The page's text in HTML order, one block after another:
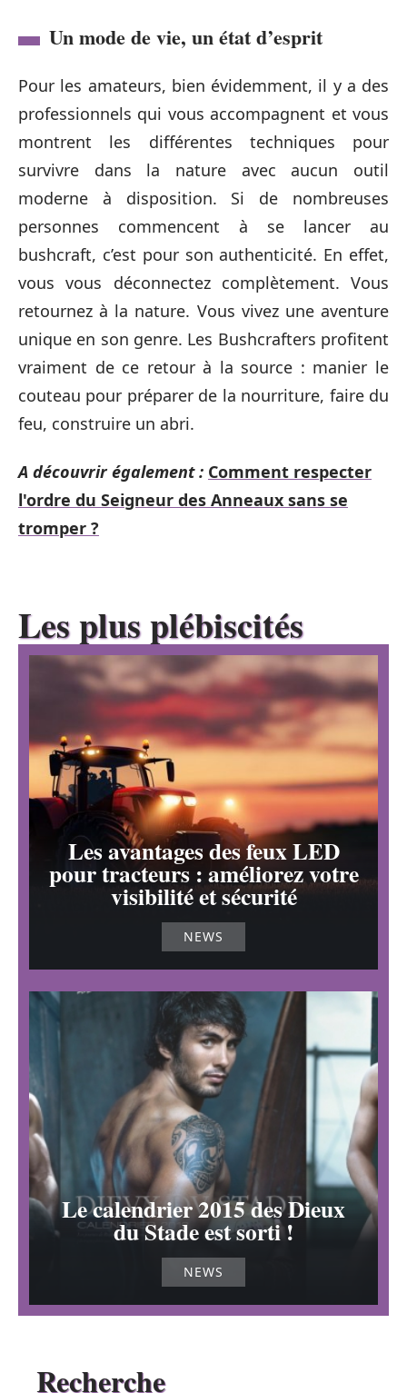
Un mode de vie, un état d’esprit
Pour les amateurs, bien évidemment, il y a des
professionnels qui vous accompagnent et vous
montrent les différentes techniques pour
survivre dans la nature avec aucun outil
moderne à disposition. Si de nombreuses
personnes commencent à se lancer au
bushcraft, c’est pour son authenticité. En effet,
vous vous déconnectez complètement. Vous
retournez à la nature. Vous vivez une aventure
unique en son genre. Les Bushcrafters profitent
vraiment de ce retour à la source : manier le
couteau pour préparer de la nourriture, faire du
feu, construire un abri.
A découvrir également : Comment respecter
l'ordre du Seigneur des Anneaux sans se
tromper ?
Les plus plébiscités
Les avantages des feux LED
pour tracteurs : améliorez votre
visibilité et sécurité
NEWS
Le calendrier 2015 des Dieux
du Stade est sorti !
NEWS
Recherche